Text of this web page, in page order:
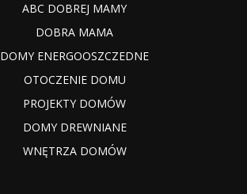
ABC DOBREJ MAMY
DOBRA MAMA
DOMY ENERGOOSZCZEDNE
OTOCZENIE DOMU
PROJEKTY DOMÓW
DOMY DREWNIANE
WNĘTRZA DOMÓW